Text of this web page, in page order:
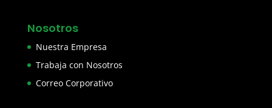
Nosotros
Nuestra Empresa
Trabaja con Nosotros
Correo Corporativo